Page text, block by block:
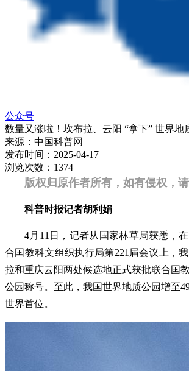
公众号
数量又涨啦！坎布拉、云阳 “拿下” 世界地
来源： 中国科普网
发布时间： 2025-04-17
浏览次数： 1374
版权归原作者所有，如有侵权，
科普时报记者胡利娟
4月11日，记者从国家林草局获悉，
合国教科文组织执行局第221届会议上，
拉和重庆云阳两处候选地正式获批联合国
公园称号。至此，我国世界地质公园增至
世界首位。